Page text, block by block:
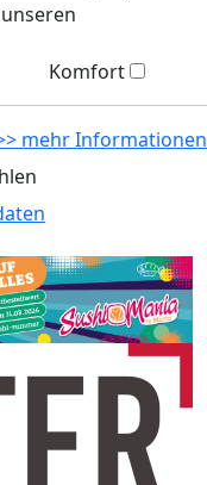
Komfort
mehr Informationen